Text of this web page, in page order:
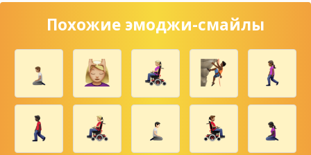
Похожие эмоджи-смайлы